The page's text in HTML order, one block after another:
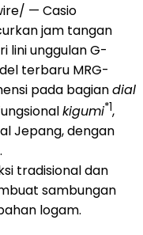
— Casio
jam tangan
lini unggulan G-
terbaru MRG-
pada bagiandial
kigumi*1,
Jepang, dengan
.
tradisional dan
sambungan
logam.